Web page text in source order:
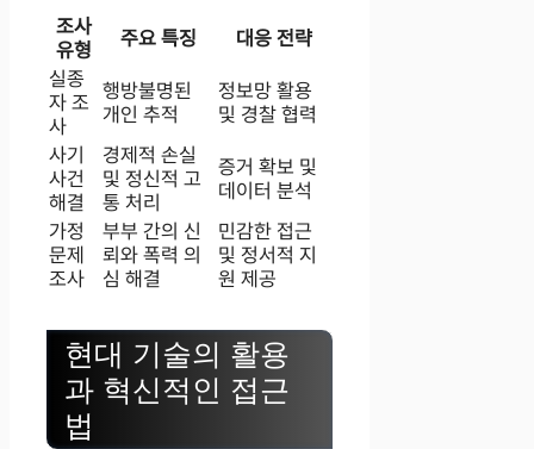
조사
유형
주요 특징
대응 전략
실종
자 조
사
행방불명된
개인 추적
정보망 활용
및 경찰 협력
사기
사건
해결
경제적 손실
및 정신적 고
통 처리
증거 확보 및
데이터 분석
가정
문제
조사
부부 간의 신
뢰와 폭력 의
심 해결
민감한 접근
및 정서적 지
원 제공
현대 기술의 활용
과 혁신적인 접근
법